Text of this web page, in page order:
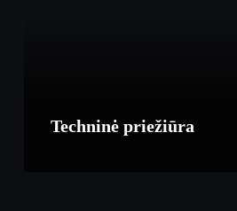
Techninė priežiūra